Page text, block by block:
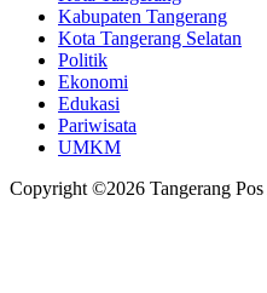
Kabupaten Tangerang
Kota Tangerang Selatan
Politik
Ekonomi
Edukasi
Pariwisata
UMKM
Copyright ©2026 Tangerang